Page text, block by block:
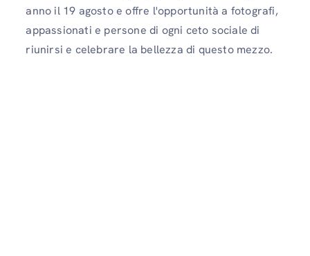
anno il 19 agosto e offre l'opportunità a fotografi,
appassionati e persone di ogni ceto sociale di
riunirsi e celebrare la bellezza di questo mezzo.